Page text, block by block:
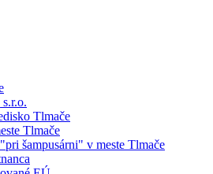
Tlmače
Tlmače
šampusárni" v meste Tlmače